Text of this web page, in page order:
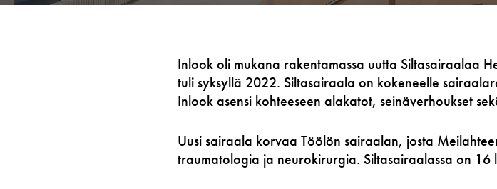
Inlook oli mukana rakentamassa uutta Siltasairaalaa
tuli syksyllä 2022. Siltasairaala on kokeneelle
Inlook asensi kohteeseen alakatot, seinäverhoukset
Uusi sairaala korvaa Töölön sairaalan, josta
traumatologia ja neurokirurgia. Siltasairaalassa on